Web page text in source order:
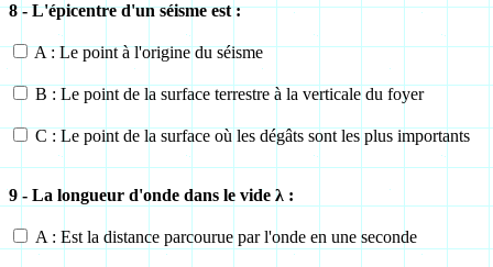
8 - L'épicentre d'un séisme est :
A : Le point à l'origine du séisme
B : Le point de la surface terrestre à la verticale du foyer
C : Le point de la surface où les dégâts sont les plus importants
9 - La longueur d'onde dans le vide λ :
A : Est la distance parcourue par l'onde en une seconde